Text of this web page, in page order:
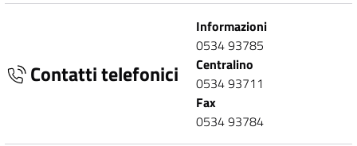
Contatti telefonici
Informazioni
0534 93785
Centralino
0534 93711
Fax
0534 93784